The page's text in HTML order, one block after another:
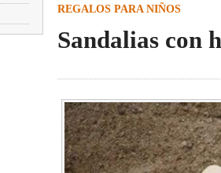
REGALOS PARA NIÑOS
Sandalias con